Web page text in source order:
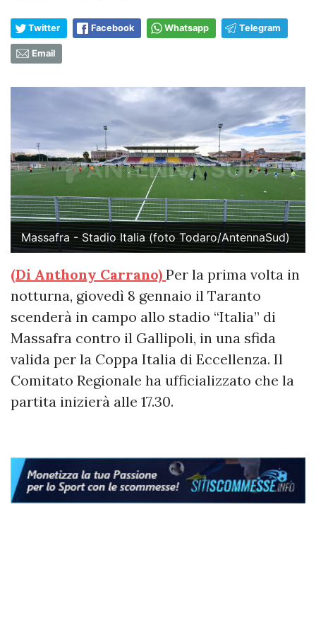
Twitter Facebook Whatsapp Telegram
Email
Massafra - Stadio Italia (foto Todaro/AntennaSud)
(Di Anthony Carrano) Per la prima volta in
notturna, giovedì 8 gennaio il Taranto
scenderà in campo allo stadio “Italia” di
Massafra contro il Gallipoli, in una sfida
valida per la Coppa Italia di Eccellenza. Il
Comitato Regionale ha ufficializzato che la
partita inizierà alle 17.30.